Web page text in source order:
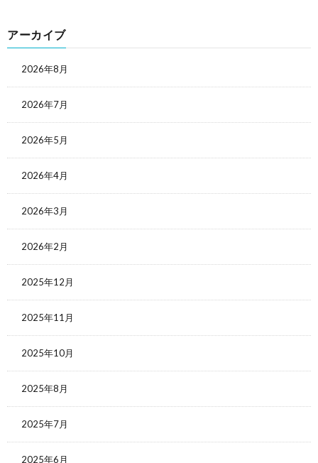
アーカイブ
2026年8月
2026年7月
2026年5月
2026年4月
2026年3月
2026年2月
2025年12月
2025年11月
2025年10月
2025年8月
2025年7月
2025年6月